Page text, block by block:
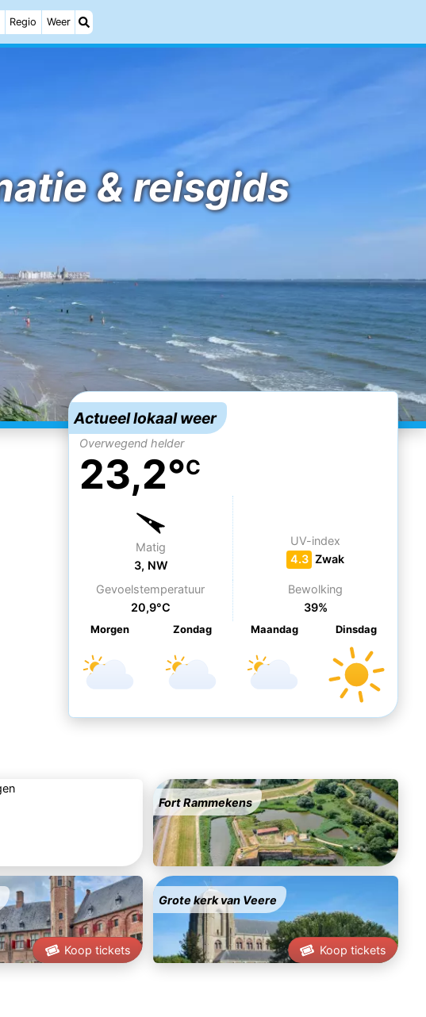
Regio Weer
& reisgids
Actueel lokaal weer
Overwegend helder
23,2°C
Matig
3, NW
UV-index
4.3 Zwak
Gevoelstemperatuur
20,9°C
Bewolking
39%
Morgen Zondag Maandag Dinsdag
Fort Rammekens
Koop tickets
Grote kerk van Veere
Koop tickets